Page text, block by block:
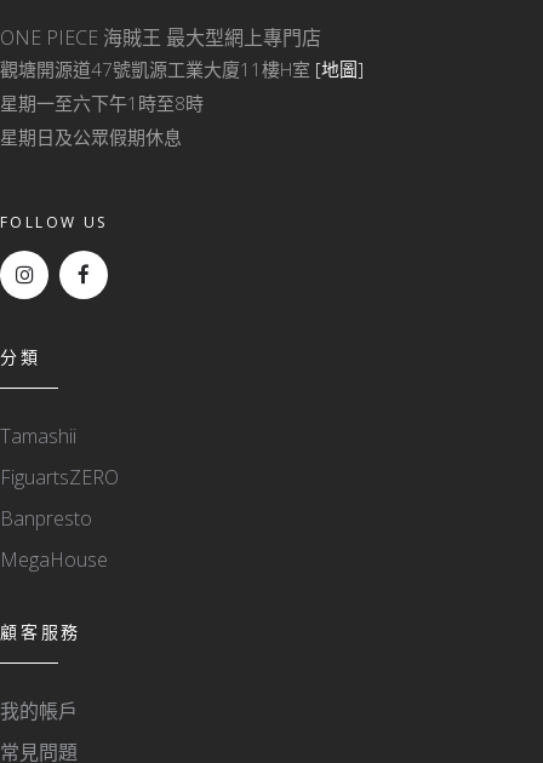
ONE PIECE 海賊王 最大型網上專門店
觀塘開源道47號凱源工業大廈11樓H室 [地圖]
星期一至六下午1時至8時
星期日及公眾假期休息
FOLLOW US
分類
Tamashii
FiguartsZERO
Banpresto
MegaHouse
顧客服務
我的帳戶
常見問題